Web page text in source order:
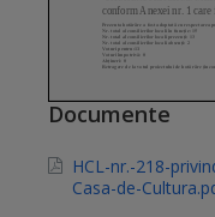
Documente
HCL-nr.-218-
Casa-de-